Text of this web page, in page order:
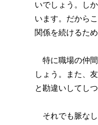
いでしょう。し
います。だから
関係を続けるた
特に職場の仲間
しょう。また、
と勘違いしてし
それでも脈なし